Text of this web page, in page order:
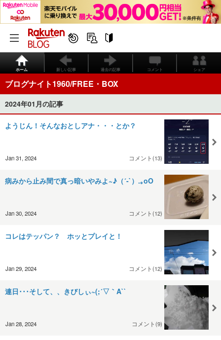
ホーム 新しい記事 過去の記事 コメント シェア
ブログナイト1960/FREE・BOX
2024年01月の記事
ようじん！そんなおとしアナ・・・とか？
Jan 31, 2024 コメント(13)
病みから止み間で真っ暗いやみよ~♪（´-`）.｡oO
Jan 30, 2024 コメント(12)
コレはテッパン？ ホッとプレイと！
Jan 29, 2024 コメント(12)
連日･･･そして、、きびしぃ~(;´▽｀A``
Jan 28, 2024 コメント(9)